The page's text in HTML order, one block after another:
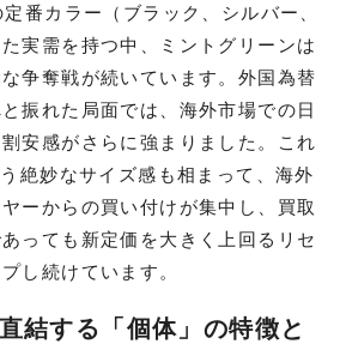
番カラー（ブラック、シルバー、
実需を持つ中、ミントグリーンは
争奪戦が続いています。外国為替
振れた局面では、海外市場での日
安感がさらに強まりました。これ
絶妙なサイズ感も相まって、海外
ーからの買い付けが集中し、買取
っても新定価を大きく上回るリセ
し続けています。
結する「個体」の特徴と